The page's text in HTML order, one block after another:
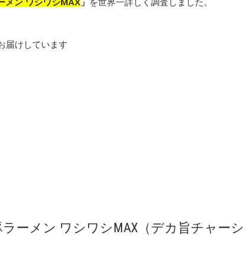
メン ワシワシMAX 」 を世界一詳しく調査しました。
届けしています
ーメン ワシワシMAX（デカ旨チャーシ